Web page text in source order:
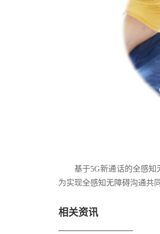
基于5G新通话的全感
为实现全感知无障碍沟通共
相关资讯